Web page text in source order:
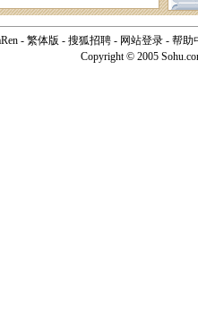
- 繁体版 - 搜狐招聘 - 网站登录 - 帮助
Copyright © 2005